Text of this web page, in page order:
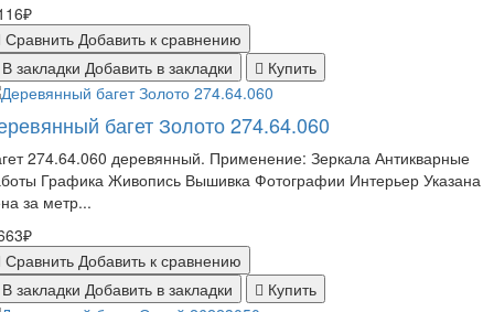
Сравнить Добавить к сравнению
закладки Добавить в закладки Купить
багет Золото 274.64.060
274.64.060 деревянный. Применение: Зеркала Антикварные
Графика Живопись Вышивка Фотографии Интерьер Указана
за метр...
Сравнить Добавить к сравнению
закладки Добавить в закладки Купить